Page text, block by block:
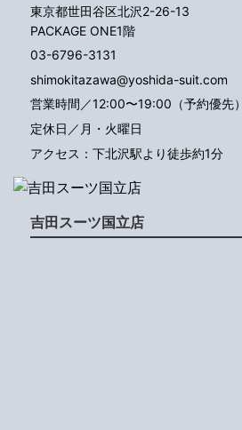
東京都世田谷区北沢2-26-13
PACKAGE ONE1階
03-6796-3131
shimokitazawa@yoshida-suit.com
営業時間／12:00〜19:00（予約優先）
定休日／月・火曜日
アクセス：下北沢駅より徒歩約1分
吉田スーツ国立店